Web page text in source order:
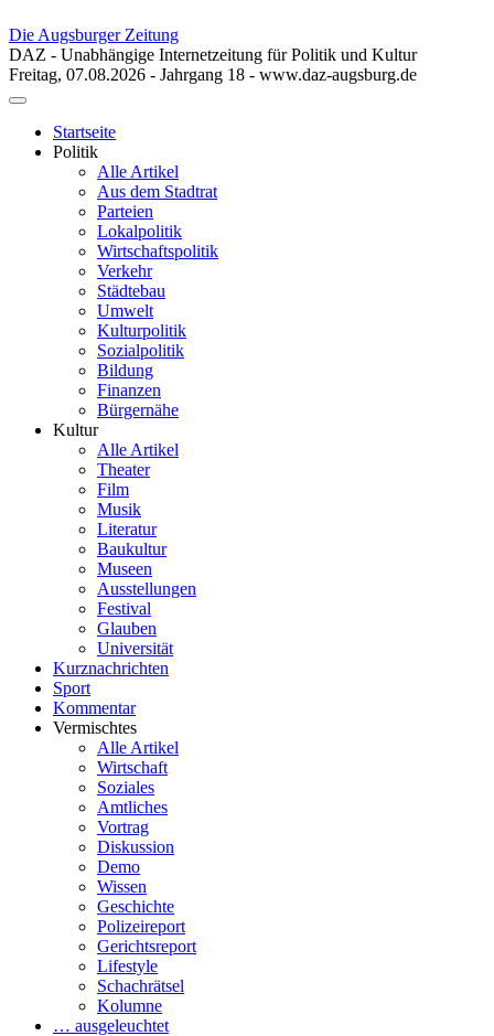
Die Augsburger Zeitung
DAZ - Unabhängige Internetzeitung für Politik und Kultur
Freitag, 07.08.2026 - Jahrgang 18 - www.daz-augsburg.de
Toggle
navigationStartseite
Politik
Alle Artikel
Aus dem Stadtrat
Parteien
Lokalpolitik
Wirtschaftspolitik
Verkehr
Städtebau
Umwelt
Kulturpolitik
Sozialpolitik
Bildung
Finanzen
Bürgernähe
Kultur
Alle Artikel
Theater
Film
Musik
Literatur
Baukultur
Museen
Ausstellungen
Festival
Glauben
Universität
Kurznachrichten
Sport
Kommentar
Vermischtes
Alle Artikel
Wirtschaft
Soziales
Amtliches
Vortrag
Diskussion
Demo
Wissen
Geschichte
Polizeireport
Gerichtsreport
Lifestyle
Schachrätsel
Kolumne
… ausgeleuchtet